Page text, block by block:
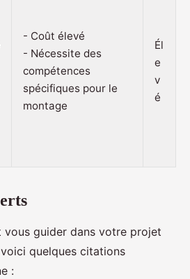
- Coût élevé
- Nécessite des
compétences
spécifiques pour le
montage
Él
e
v
é
vous guider dans votre projet
quelques citations
: